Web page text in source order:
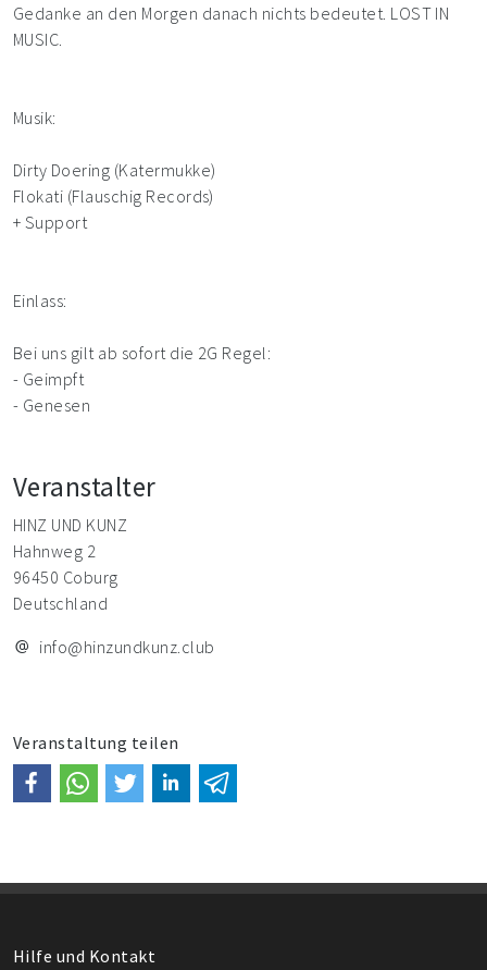
Gedanke an den Morgen danach nichts bedeutet. LOST IN
MUSIC.
Musik:
Dirty Doering (Katermukke)
Flokati (Flauschig Records)
+ Support
Einlass:
Bei uns gilt ab sofort die 2G Regel:
- Geimpft
- Genesen
Veranstalter
HINZ UND KUNZ
Hahnweg 2
96450 Coburg
Deutschland
info@hinzundkunz.club
Veranstaltung teilen
Hilfe und Kontakt